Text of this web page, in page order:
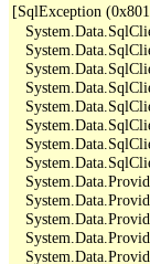
[SqlException